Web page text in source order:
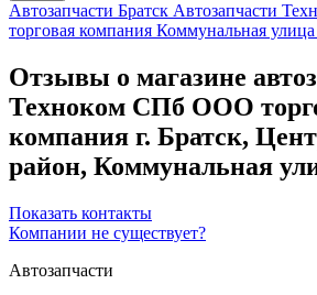
Автозапчасти Братск Автозапчасти
торговая компания Коммунальная улица
Отзывы о магазине
Техноком СПб ООО
компания г. Братск,
район, Коммунальная
Показать контакты
Компании не существует?
Автозапчасти